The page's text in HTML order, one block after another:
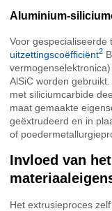
Aluminium-
Voor gespecialiseerde
uitzettingscoëfficiënt2
AlSiC worden
met siliciumcarbide
maat gemaakte
geëxtrudeerd en in
of
Invloed van
Het extrusieproces